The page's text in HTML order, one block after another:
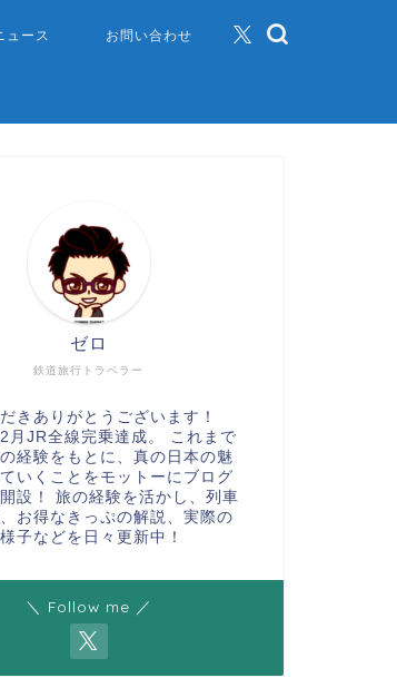
ュース お問い合わせ
鉄道旅行トラベラー
ゼロ
きありがとうございます！
月JR全線完乗達成。 これまで
経験をもとに、真の日本の魅
いくことをモットーにブログ
設！ 旅の経験を活かし、列車
お得なきっぷの解説、実際の
子などを日々更新中！
＼ Follow me ／